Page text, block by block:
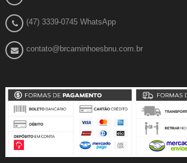
(47) 3339-0745 WhatsApp
contato@brcaminhoesbnu.com.br